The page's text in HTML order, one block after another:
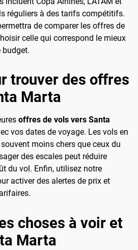
réguliers à des tarifs compétitifs.
de comparer les offres de
celle qui correspond le mieux
budget.
trouver des offres
Marta
offres de vols vers Santa
vos dates de voyage. Les vols en
moins chers que ceux du
des escales peut réduire
du vol. Enfin, utilisez notre
activer des alertes de prix et
choses à voir et
Marta